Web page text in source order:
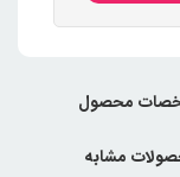
محصول
مشابه